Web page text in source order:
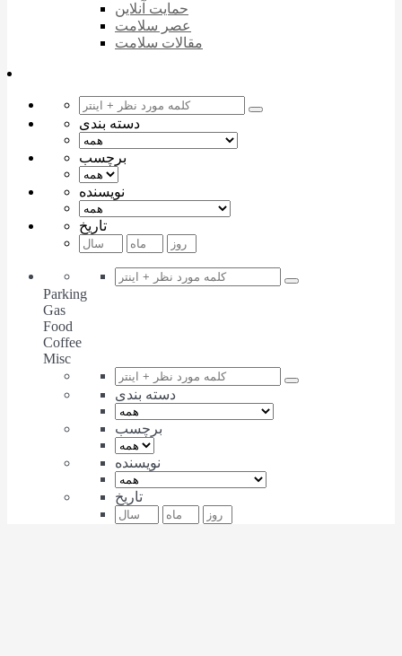
حمایت آنلاین
عصر سلامت
مقالات سلامت
دسته بندی
برچسب
نویسنده
تاریخ
Parking
Gas
Food
Coffee
Misc
دسته بندی
برچسب
نویسنده
تاریخ